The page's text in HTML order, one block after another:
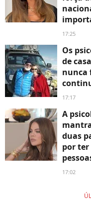
17:25
Os
de
nunca
17:17
A
duas
por
17:02